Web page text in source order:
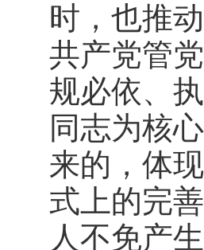
时，也推
共产党管
规必依、
同志为核
来的，体
式上的完
人不免产